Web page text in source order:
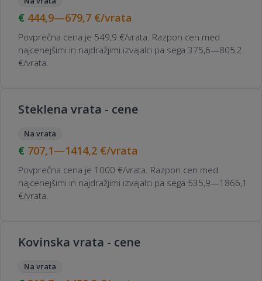
444,9—679,7 €/vrata
Povprečna cena je 549,9 €/vrata. Razpon cen med
najcenejšimi in najdražjimi izvajalci pa sega 375,6—805,2
€/vrata.
Steklena vrata - cene
Na vrata
707,1—1414,2 €/vrata
Povprečna cena je 1000 €/vrata. Razpon cen med
najcenejšimi in najdražjimi izvajalci pa sega 535,9—1866,1
€/vrata.
Kovinska vrata - cene
Na vrata